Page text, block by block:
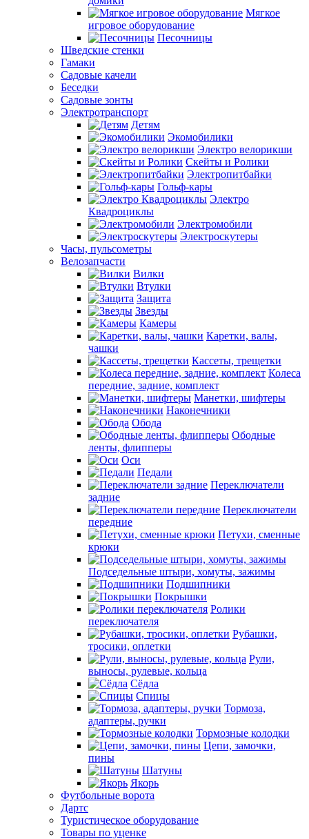
Мягкое
игровое оборудование
Песочницы
Шведские стенки
Гамаки
Садовые качели
Беседки
Садовые зонты
Электротранспорт
Детям
Экомобилики
Электро велорикши
Скейты и Ролики
Электропитбайки
Гольф-кары
Электро
Квадроциклы
Электромобили
Электроскутеры
Часы, пульсометры
Велозапчасти
Вилки
Втулки
Защита
Звезды
Камеры
Каретки, валы,
чашки
Кассеты, трещетки
Колеса
передние, задние, комплект
Манетки, шифтеры
Наконечники
Обода
Ободные
ленты, флипперы
Оси
Педали
Переключатели
задние
Переключатели
передние
Петухи, сменные
крюки
Подседельные штыри, хомуты, зажимы
Подшипники
Покрышки
Ролики
переключателя
Рубашки,
тросики, оплетки
Рули,
выносы, рулевые, кольца
Сёдла
Спицы
Тормоза,
адаптеры, ручки
Тормозные колодки
Цепи, замочки,
пины
Шатуны
Якорь
Футбольные ворота
Дартс
Туристическое оборудование
Товары по уценке